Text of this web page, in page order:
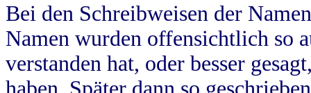
Bei den Schreibweisen der
Namen wurden offensichtlich so
verstanden hat, oder besser